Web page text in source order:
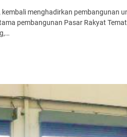
menghadirkan pembangunan
pembangunan Pasar Rakyat